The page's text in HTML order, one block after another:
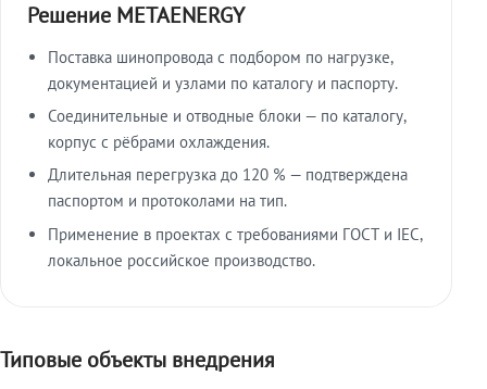
Решение METAENERGY
Поставка шинопровода с подбором по нагрузке,
документацией и узлами по каталогу и паспорту.
Соединительные и отводные блоки — по каталогу,
корпус с рёбрами охлаждения.
Длительная перегрузка до 120 % — подтверждена
паспортом и протоколами на тип.
Применение в проектах с требованиями ГОСТ и IEC,
локальное российское производство.
Типовые объекты внедрения